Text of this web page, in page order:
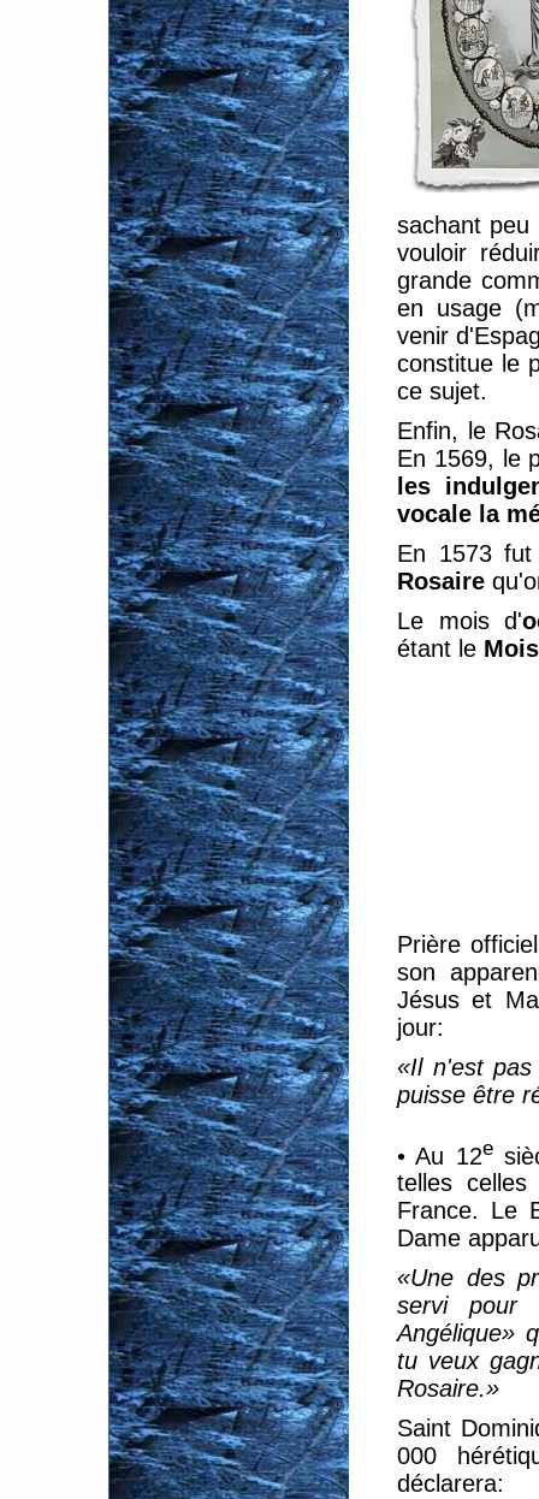
sachant
vouloir
grande
en usage
venir
constitue le
ce sujet.
Enfin, le
En 1569, le
les
vocale la
En 1573
Rosaire
Le mois d'
étant le
Prière
son
Jésus et
jour:
«Il n'est
puisse être
• Au 12e
telles celles
France. Le
Dame
«Une des
servi pour
Angélique»
tu veux
Rosaire.»
Saint
000
déclarera: